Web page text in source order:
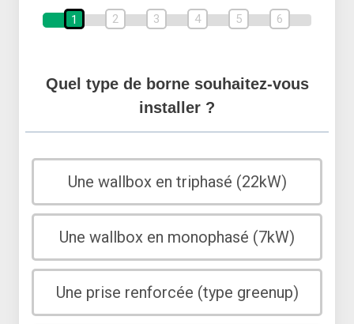
1 2 3 4 5 6
Quel type de borne souhaitez-vous
installer ?
Une wallbox en triphasé (22kW)
Une wallbox en monophasé (7kW)
Une prise renforcée (type greenup)